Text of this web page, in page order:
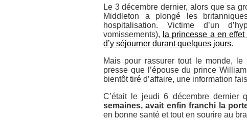
Le 3 décembre dernier, alors que sa
Middleton a plongé les
hospitalisation. Victime d’un
vomissements), la princesse a en
d’y séjourner durant quelques jours.
Mais pour rassurer tout le monde,
presse que l’épouse du prince
bientôt tiré d’affaire, une information
C’était le jeudi 6 décembre dernier
semaines, avait enfin franchi la
en bonne santé et tout en sourire au